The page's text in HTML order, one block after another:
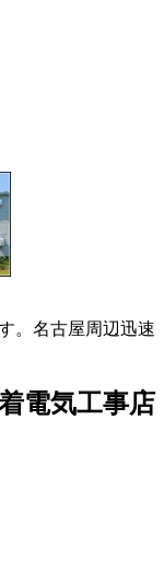
。名古屋周辺迅速
電気工事店